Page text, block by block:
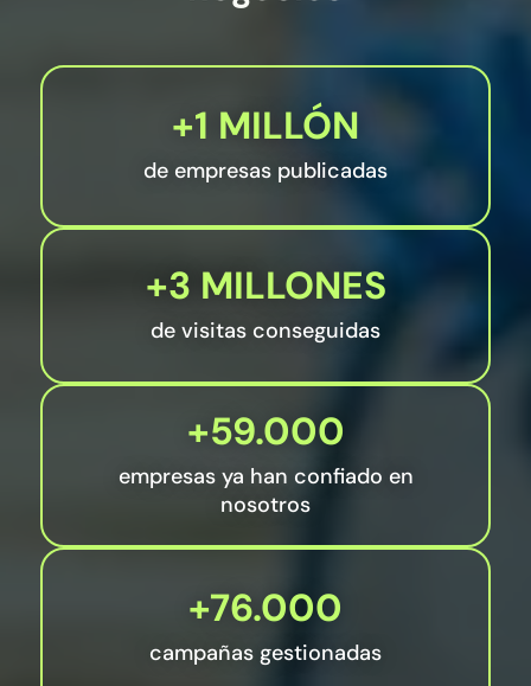
+1 MILLÓN
de empresas publicadas
+3 MILLONES
de visitas conseguidas
+59.000
empresas ya han confiado en
nosotros
+76.000
campañas gestionadas